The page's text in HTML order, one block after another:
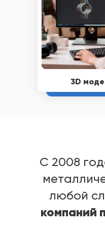
3D
C 2008
любой
компаний